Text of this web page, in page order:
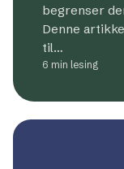
begrenser
Denne
til…
6 min lesing